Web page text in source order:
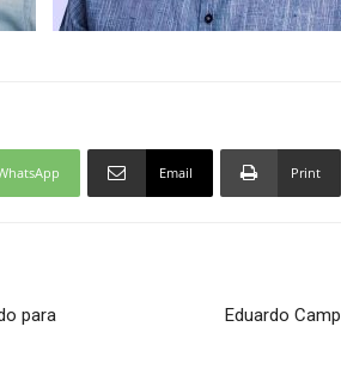
Email Print
para
Eduardo